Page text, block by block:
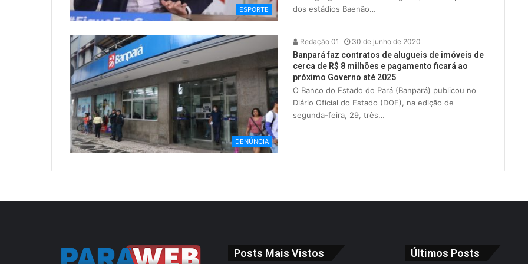
ESPORTE
dos estádios Baenão…
DENÚNCIA
Redação 01 30 de junho de 2020
Banpará faz contratos de alugueis de imóveis de
cerca de R$ 8 milhões e pagamento ficará ao
próximo Governo até 2025
O Banco do Estado do Pará (Banpará) publicou no
Diário Oficial do Estado (DOE), na edição de
segunda-feira, 29, três…
Posts Mais Vistos Últimos Posts